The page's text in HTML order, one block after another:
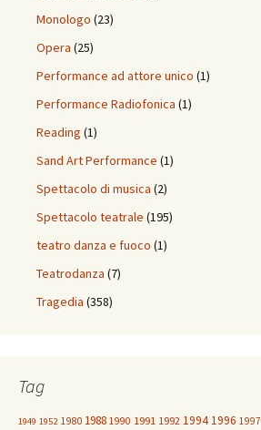
Monologo (23)
Opera (25)
Performance ad attore unico (1)
Performance Radiofonica (1)
Reading (1)
Sand Art Performance (1)
Spettacolo di musica (2)
Spettacolo teatrale (195)
teatro danza e fuoco (1)
Teatrodanza (7)
Tragedia (358)
Tag
1949 1952 1980 1988 1990 1991 1992 19941996 1997